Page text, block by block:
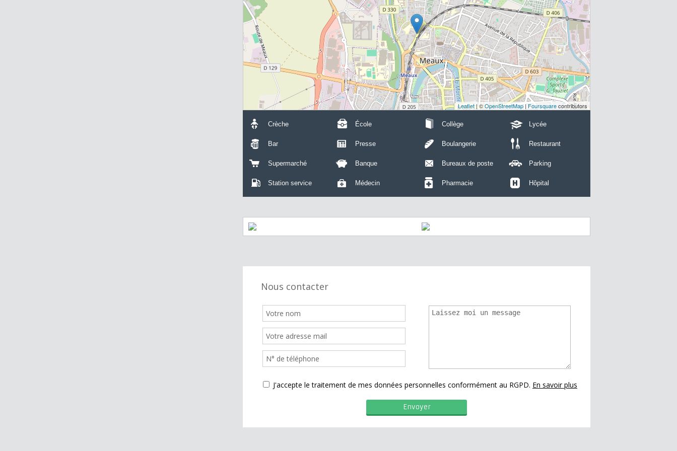
Leaflet| ©OpenStreetMap|Foursquarecontributors
Crèche École Collège Lycée
Bar Presse Boulangerie Restaurant
Supermarché Banque Bureaux de poste Parking
Station service Médecin Pharmacie Hôpital
Nous contacter
J'accepte le traitement de mes données personnelles conformément au RGPD. En savoir plus